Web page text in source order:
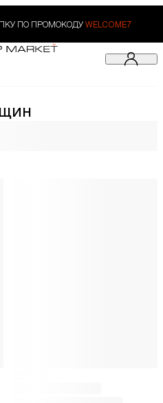
ПО ПРОМОКОДУ WELCOME7